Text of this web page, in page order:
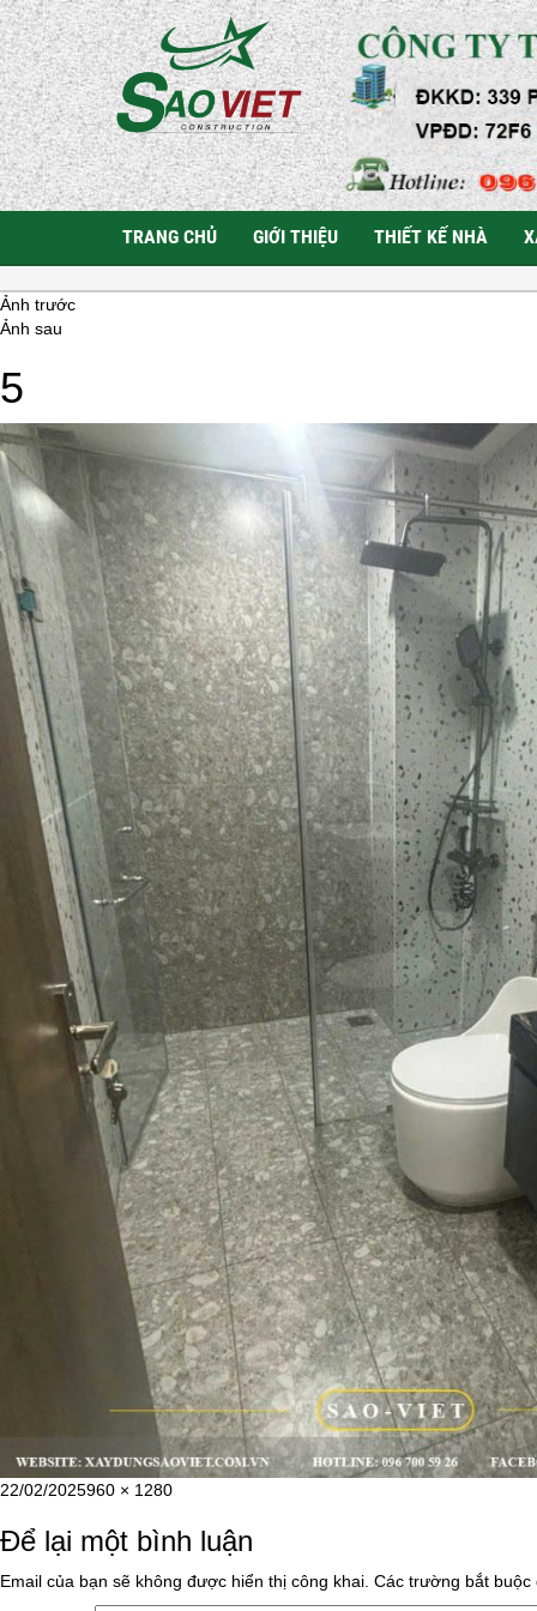
TRANG CHỦ GIỚI THIỆU THIẾT KẾ NHÀ
Ảnh trước
Ảnh sau
5
Đăng
ngày
22/02/2025Kích
đầy
960 × 1280
Để lại một bình luận
Email của bạn sẽ không được hiển thị công khai. Các trường bắt buộc